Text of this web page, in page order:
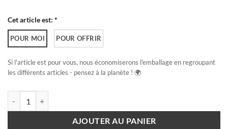
Cet article est: *
POUR MOI POUR OFFRIR
Si l'article est pour vous, nous économiserons l'emballage en regroupant
les différents articles - pensez à la planète ! 🌍
AJOUTER AU PANIER